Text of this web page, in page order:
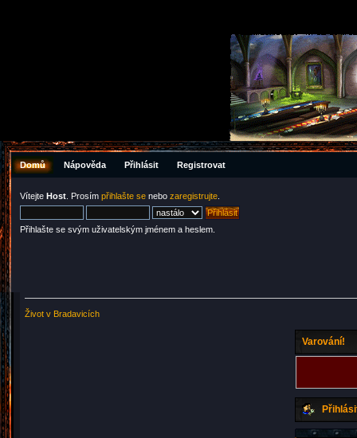
Domů Nápověda Přihlásit Registrovat
Vítejte Host . Prosím přihlašte se nebo zaregistrujte
Přihlašte se svým uživatelským jménem a heslem.
Život v Bradavicích
Varování!